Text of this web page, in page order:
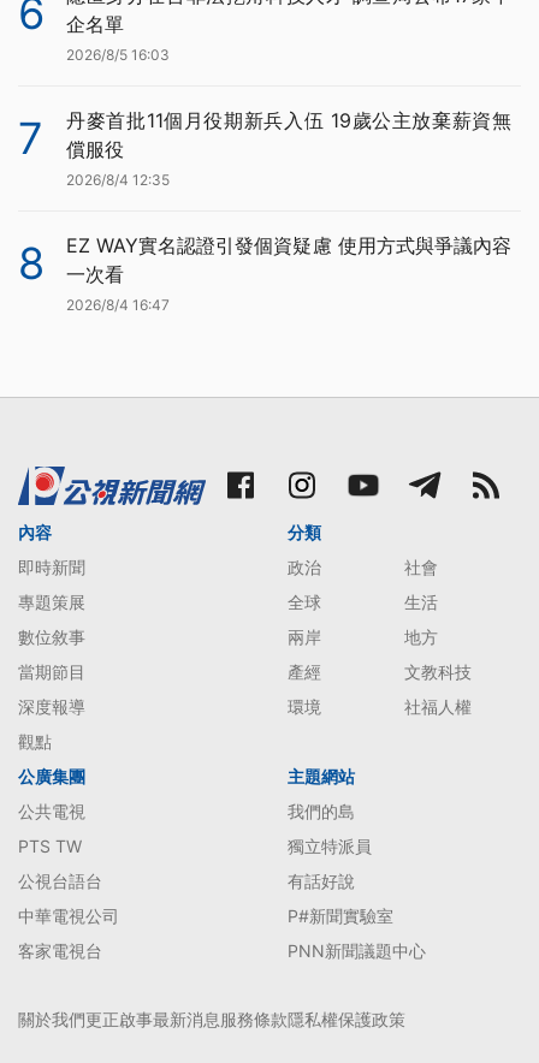
6
企名單
2026/8/5 16:03
7
丹麥首批11個月役期新兵入伍 19歲公主放棄薪資無
償服役
2026/8/4 12:35
8
EZ WAY實名認證引發個資疑慮 使用方式與爭議內容
一次看
2026/8/4 16:47
內容
即時新聞
專題策展
數位敘事
當期節目
深度報導
觀點
分類
政治
社會
全球
生活
兩岸
地方
產經
文教科技
環境
社福人權
公廣集團
公共電視
PTS TW
公視台語台
中華電視公司
客家電視台
主題網站
我們的島
獨立特派員
有話好說
P#新聞實驗室
PNN新聞議題中心
關於我們更正啟事最新消息服務條款隱私權保護政策